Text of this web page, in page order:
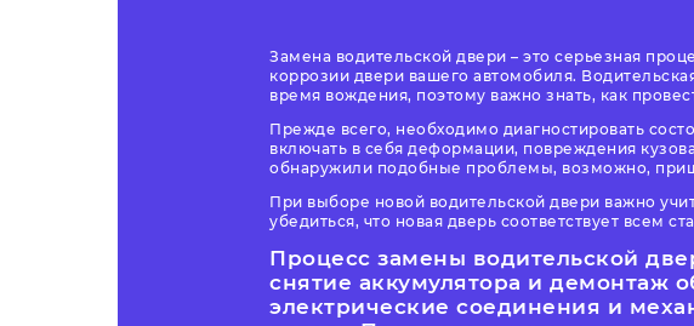
Замена водительской двери – это серьезная
коррозии двери вашего автомобиля.
время вождения, поэтому важно знать, как
Прежде всего, необходимо диагностировать
включать в себя деформации, повреждения
обнаружили подобные проблемы, возможно,
При выборе новой водительской двери важно
убедиться, что новая дверь соответствует всем
Процесс замены водительской
снятие аккумулятора и демонтаж
электрические соединения и